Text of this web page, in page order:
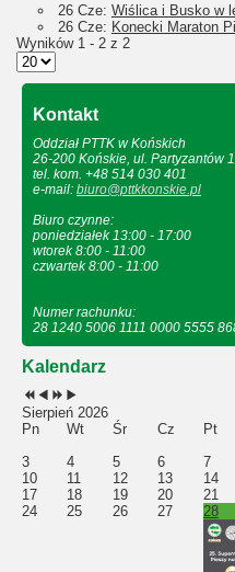
26 Cze: Wiślica i Busko w
26 Cze: Konecki Maraton
Wyników 1 - 2 z 2
Kontakt
Oddział PTTK w Końskich
26-200 Końskie, ul. Partyzantów 1
tel. kom. +48 514 030 401
e-mail: biuro@pttkkonskie.pl
Biuro czynne:
poniedziałek 13:00 - 17:00
wtorek 8:00 - 11:00
czwartek 8:00 - 11:00
Numer rachunku:
28 1240 5006 1111 0000 5555
Kalendarz
Sierpień 2026
Pn
Wt Śr Cz Pt
3
4 5 6 7
10
11 12 13 14
17
18 19 20 21
24
25 26 27 28